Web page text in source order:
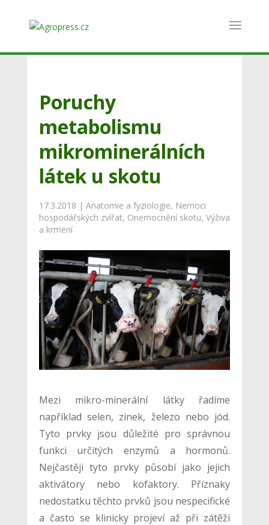
Poruchy
metabolismu
mikrominerálních
látek u skotu
17.3.2018 | Anatomie a fyziologie, Nemoci
hospodářských zvířat, Onemocnění skotu, Výživa
a krmení
Mezi mikro-minerální látky řadíme
například selen, zinek, železo nebo jód.
Tyto prvky jsou důležité pro správnou
funkci určitých enzymů a hormonů.
Nejčastěji tyto prvky působí jako jejich
aktivátory nebo kofaktory. Příznaky
nedostatku těchto prvků jsou nespecifické
a často se klinicky projeví až při zátěži